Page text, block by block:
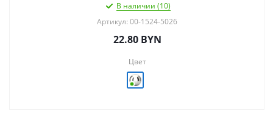
В наличии (10)
Артикул: 00-1524-5026
22.80BYN
Цвет